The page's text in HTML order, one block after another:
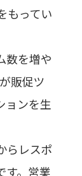
もってい
数を増や
販促ツ
ョンを生
らレスポ
す。営業